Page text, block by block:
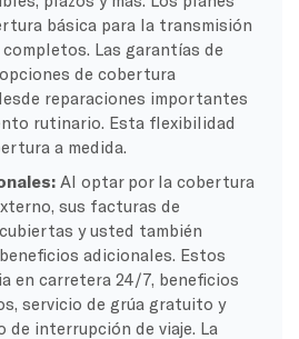
básica para la transmisión
Las garantías de
de cobertura
reparaciones importantes
rutinario. Esta flexibilidad
a medida.
Al optar por la cobertura
sus facturas de
y usted también
adicionales. Estos
en carretera 24/7, beneficios
servicio de grúa gratuito y
de interrupción de viaje. La